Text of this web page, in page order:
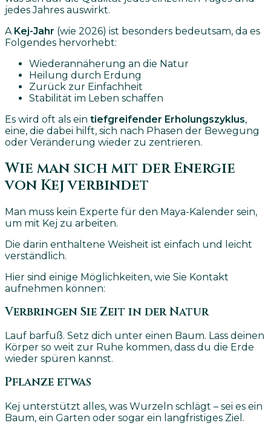
jedes Jahres auswirkt.
A Kej-Jahr (wie 2026) ist besonders bedeutsam, da es
Folgendes hervorhebt:
Wiederannäherung an die Natur
Heilung durch Erdung
Zurück zur Einfachheit
Stabilität im Leben schaffen
Es wird oft als ein tiefgreifender Erholungszyklus,
eine, die dabei hilft, sich nach Phasen der Bewegung
oder Veränderung wieder zu zentrieren.
Wie man sich mit der Energie
von Kej verbindet
Man muss kein Experte für den Maya-Kalender sein,
um mit Kej zu arbeiten.
Die darin enthaltene Weisheit ist einfach und leicht
verständlich.
Hier sind einige Möglichkeiten, wie Sie Kontakt
aufnehmen können:
Verbringen Sie Zeit in der Natur
Lauf barfuß. Setz dich unter einen Baum. Lass deinen
Körper so weit zur Ruhe kommen, dass du die Erde
wieder spüren kannst.
Pflanze etwas
Kej unterstützt alles, was Wurzeln schlägt – sei es ein
Baum, ein Garten oder sogar ein langfristiges Ziel.